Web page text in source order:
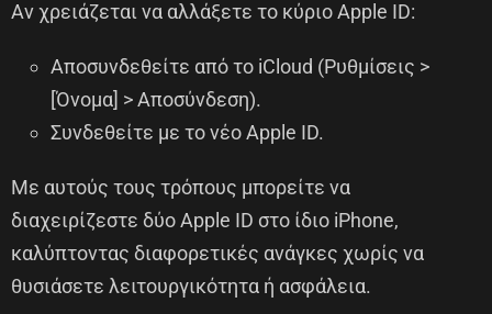
Αν χρειάζεται να αλλάξετε το κύριο Apple ID:
Αποσυνδεθείτε από το iCloud (Ρυθμίσεις >
[Όνομα] > Αποσύνδεση).
Συνδεθείτε με το νέο Apple ID.
Με αυτούς τους τρόπους μπορείτε να
διαχειρίζεστε δύο Apple ID στο ίδιο iPhone,
καλύπτοντας διαφορετικές ανάγκες χωρίς να
θυσιάσετε λειτουργικότητα ή ασφάλεια.